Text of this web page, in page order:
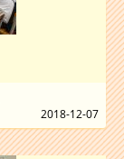
2018-12-07